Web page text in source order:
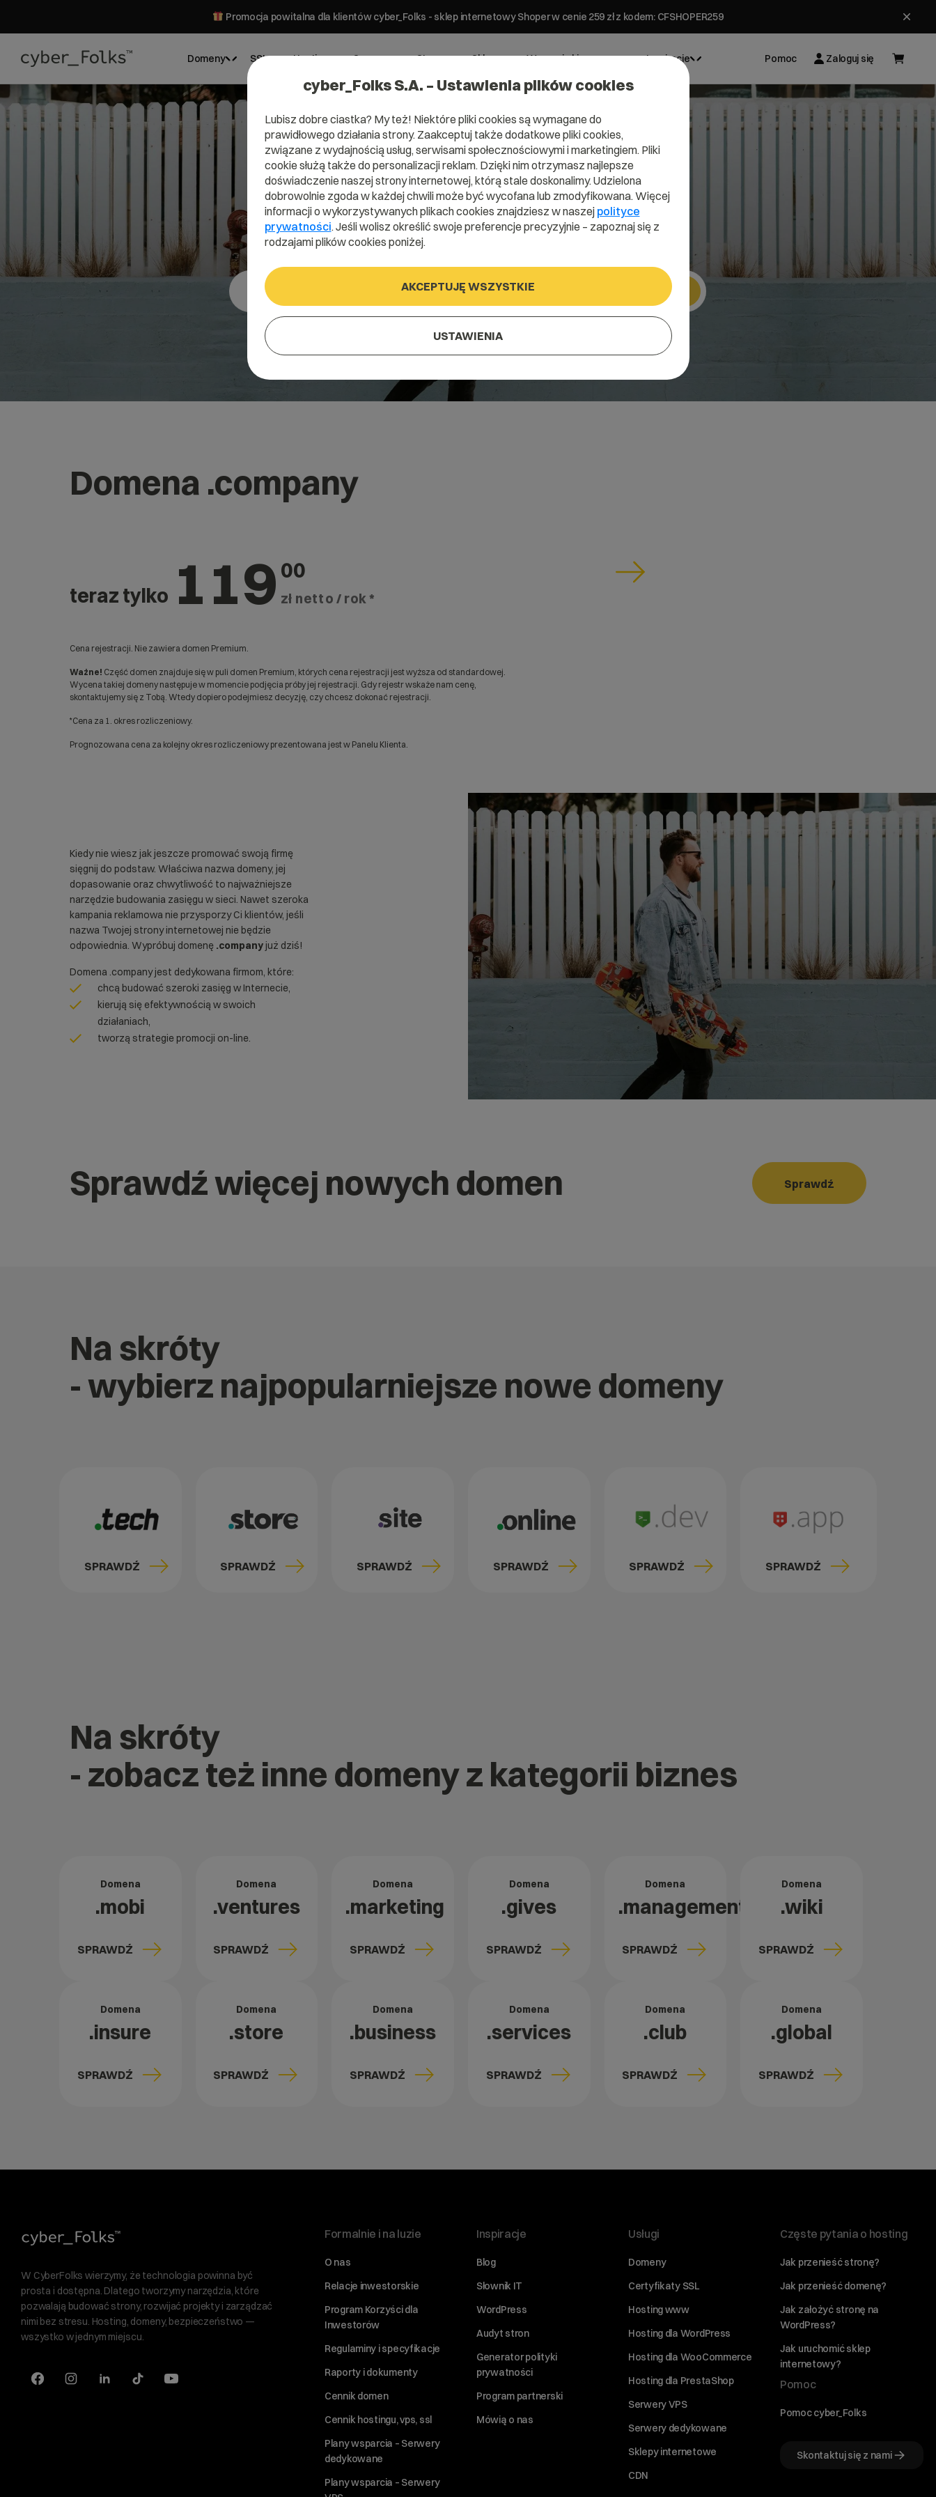
Promocja powitalna dla klientów cyber_Folks - sklep internetowy Shoper w cenie 259 zł z kodem: CFSHOPER259
Domeny SSL Hosting Serwery Strony Sklepy Wsparcie biznesowe Inspiracje Pomoc Zaloguj się
Domena .company
Twoja firma zawsze widoczna w sieci
Domena .company
teraz tylko 119 00
zł netto / rok *
Cena rejestracji. Nie zawiera domen Premium.
Ważne! Część domen znajduje się w puli domen Premium, których cena rejestracji jest wyższa od standardowej.
Wycena takiej domeny następuje w momencie podjęcia próby jej rejestracji. Gdy rejestr wskaże nam cenę,
skontaktujemy się z Tobą. Wtedy dopiero podejmiesz decyzję, czy chcesz dokonać rejestracji.
*Cena za 1. okres rozliczeniowy.
Prognozowana cena za kolejny okres rozliczeniowy prezentowana jest w Panelu Klienta.
Kiedy nie wiesz jak jeszcze promować swoją firmę
sięgnij do podstaw. Właściwa nazwa domeny, jej
dopasowanie oraz chwytliwość to najważniejsze
narzędzie budowania zasięgu w sieci. Nawet szeroka
kampania reklamowa nie przysporzy Ci klientów, jeśli
nazwa Twojej strony internetowej nie będzie
odpowiednia. Wypróbuj domenę .company już dziś!
Domena .company jest dedykowana firmom, które:
chcą budować szeroki zasięg w Internecie,
kierują się efektywnością w swoich
działaniach,
tworzą strategie promocji on-line.
Sprawdź więcej nowych domen Sprawdź
Na skróty
- wybierz najpopularniejsze nowe domeny
SPRAWDŹ SPRAWDŹ SPRAWDŹ SPRAWDŹ SPRAWDŹ SPRAWDŹ
Na skróty
- zobacz też inne domeny z kategorii biznes
Domena
.mobi
SPRAWDŹ
Domena
.ventures
SPRAWDŹ
Domena
.marketing
SPRAWDŹ
Domena
.gives
SPRAWDŹ
Domena
.management
SPRAWDŹ
Domena
.wiki
SPRAWDŹ
Domena
.insure
SPRAWDŹ
Domena
.store
SPRAWDŹ
Domena
.business
SPRAWDŹ
Domena
.services
SPRAWDŹ
Domena
.club
SPRAWDŹ
Domena
.global
SPRAWDŹ
W CyberFolks wierzymy, że technologia powinna być
prosta i dostępna. Dlatego tworzymy narzędzia, które
pozwalają budować strony, rozwijać projekty i zarządzać
nimi bez stresu. Hosting, domeny, bezpieczeństwo —
wszystko w jednym miejscu.
Formalnie i na luzie
O nas
Relacje inwestorskie
Program Korzyści dla
Inwestorów
Regulaminy i specyfikacje
Raporty i dokumenty
Cennik domen
Cennik hostingu, vps, ssl
Plany wsparcia – Serwery
dedykowane
Plany wsparcia – Serwery
Inspiracje
Blog
Słownik IT
WordPress
Audyt stron
Generator polityki
prywatności
Program partnerski
Mówią o nas
Usługi
Domeny
Certyfikaty SSL
Hosting www
Hosting dla WordPress
Hosting dla WooCommerce
Hosting dla PrestaShop
Serwery VPS
Serwery dedykowane
Sklepy internetowe
CDN
Częste pytania o hosting
Jak przenieść stronę?
Jak przenieść domenę?
Jak założyć stronę na
WordPress?
Jak uruchomić sklep
internetowy?
Pomoc
Pomoc cyber_Folks
Skontaktuj się z nami
cyber_Folks S.A. – Ustawienia plików cookies
Lubisz dobre ciastka? My też! Niektóre pliki cookies są wymagane do
prawidłowego działania strony. Zaakceptuj także dodatkowe pliki cookies,
związane z wydajnością usług, serwisami społecznościowymi i marketingiem. Pliki
cookie służą także do personalizacji reklam. Dzięki nim otrzymasz najlepsze
doświadczenie naszej strony internetowej, którą stale doskonalimy. Udzielona
dobrowolnie zgoda w każdej chwili może być wycofana lub zmodyfikowana. Więcej
informacji o wykorzystywanych plikach cookies znajdziesz w naszej polityce
prywatności. Jeśli wolisz określić swoje preferencje precyzyjnie – zapoznaj się z
rodzajami plików cookies poniżej.
AKCEPTUJĘ WSZYSTKIE
USTAWIENIA